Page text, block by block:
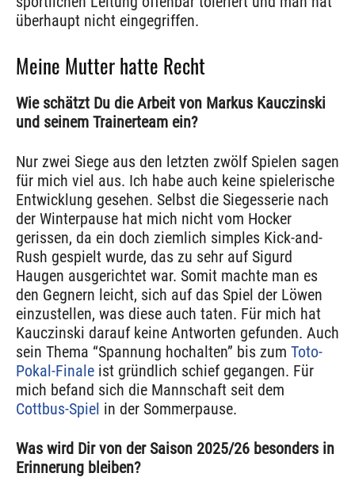
überhaupt nicht eingegriffen.
Meine Mutter hatte Recht
Wie schätzt Du die Arbeit von Markus Kauczinski
und seinem Trainerteam ein?
Nur zwei Siege aus den letzten zwölf Spielen sagen
für mich viel aus. Ich habe auch keine spielerische
Entwicklung gesehen. Selbst die Siegesserie nach
der Winterpause hat mich nicht vom Hocker
gerissen, da ein doch ziemlich simples Kick-and-
Rush gespielt wurde, das zu sehr auf Sigurd
Haugen ausgerichtet war. Somit machte man es
den Gegnern leicht, sich auf das Spiel der Löwen
einzustellen, was diese auch taten. Für mich hat
Kauczinski darauf keine Antworten gefunden. Auch
sein Thema “Spannung hochalten” bis zum Toto-
Pokal-Finale ist gründlich schief gegangen. Für
mich befand sich die Mannschaft seit dem
Cottbus-Spiel in der Sommerpause.
Was wird Dir von der Saison 2025/26 besonders in
Erinnerung bleiben?